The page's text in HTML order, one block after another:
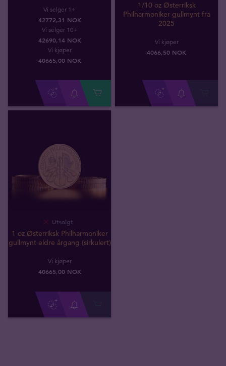
Vi selger 1+
42772,31 NOK
Vi selger 10+
42690,14 NOK
Vi kjøper
40665,00 NOK
1/10 oz Østerriksk
Philharmoniker gullmynt fra
2025
Vi kjøper
4066,50 NOK
Utsolgt
1 oz Østerriksk Philharmoniker
gullmynt eldre årgang (sirkulert)
Vi kjøper
40665,00 NOK